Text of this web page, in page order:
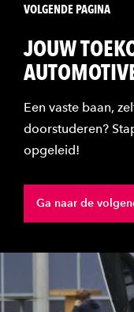
VOLGENDE PAGINA
JOUW
Een vaste baan,
doorstuderen?
opgeleid!
Ga naar de